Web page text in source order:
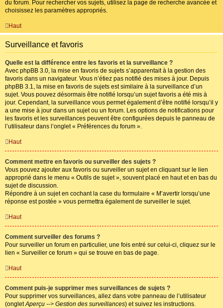
du forum. Pour rechercher vos sujets, utilisez la page de recherche avancée et
choisissez les paramètres appropriés.
Haut
Surveillance et favoris
Quelle est la différence entre les favoris et la surveillance ?
Avec phpBB 3.0, la mise en favoris de sujets s’apparentait à la gestion des
favoris dans un navigateur. Vous n’étiez pas notifié des mises à jour. Depuis
phpBB 3.1, la mise en favoris de sujets est similaire à la surveillance d’un
sujet. Vous pouvez désormais être notifié lorsqu’un sujet favoris a été mis à
jour. Cependant, la surveillance vous permet également d’être notifié lorsqu’il y
a une mise à jour dans un sujet ou un forum. Les options de notifications pour
les favoris et les surveillances peuvent être configurées depuis le panneau de
l’utilisateur dans l’onglet « Préférences du forum ».
Haut
Comment mettre en favoris ou surveiller des sujets ?
Vous pouvez ajouter aux favoris ou surveiller un sujet en cliquant sur le lien
approprié dans le menu « Outils de sujet », souvent placé en haut et en bas du
sujet de discussion.
Répondre à un sujet en cochant la case du formulaire « M’avertir lorsqu’une
réponse est postée » vous permettra également de surveiller le sujet.
Haut
Comment surveiller des forums ?
Pour surveiller un forum en particulier, une fois entré sur celui-ci, cliquez sur le
lien « Surveiller ce forum » qui se trouve en bas de page.
Haut
Comment puis-je supprimer mes surveillances de sujets ?
Pour supprimer vos surveillances, allez dans votre panneau de l’utilisateur
(ongletAperçu --> Gestion des surveillances) et suivez les instructions.